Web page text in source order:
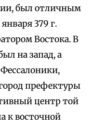
был отличным
379 г.
Востока. В
на запад, а
префектуры
центр той
к восточной